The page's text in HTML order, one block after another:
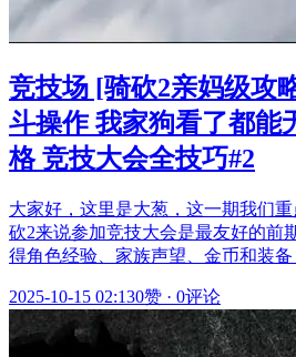
竞技场 [骑砍2亲妈级攻
斗操作 我家狗看了都能
格 竞技大会全技巧#2
大家好，这里是大葱，这一期我们
砍2来说参加竞技大会是最友好的前
得角色经验、家族声望、金币和装
2025-10-15 02:130赞 · 0评论